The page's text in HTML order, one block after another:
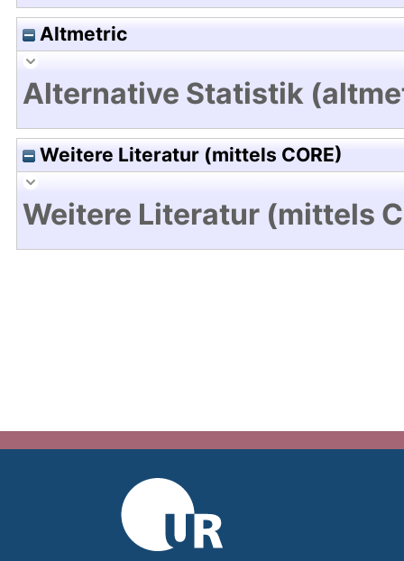
Altmetric
Alternative Statistik
Weitere Literatur (mittels CORE)
Weitere Literatur (mittels